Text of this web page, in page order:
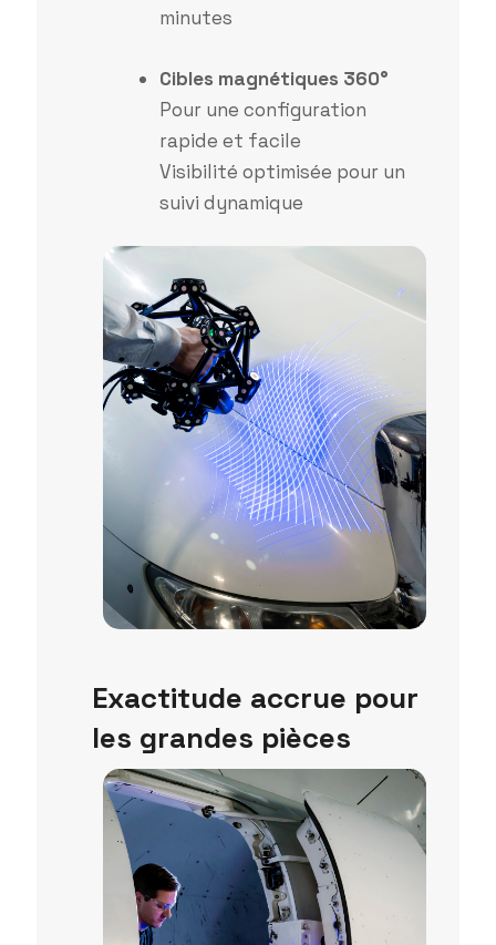
minutes
Cibles magnétiques 360°
Pour une configuration
rapide et facile
Visibilité optimisée pour un
suivi dynamique
Exactitude accrue pour
les grandes pièces